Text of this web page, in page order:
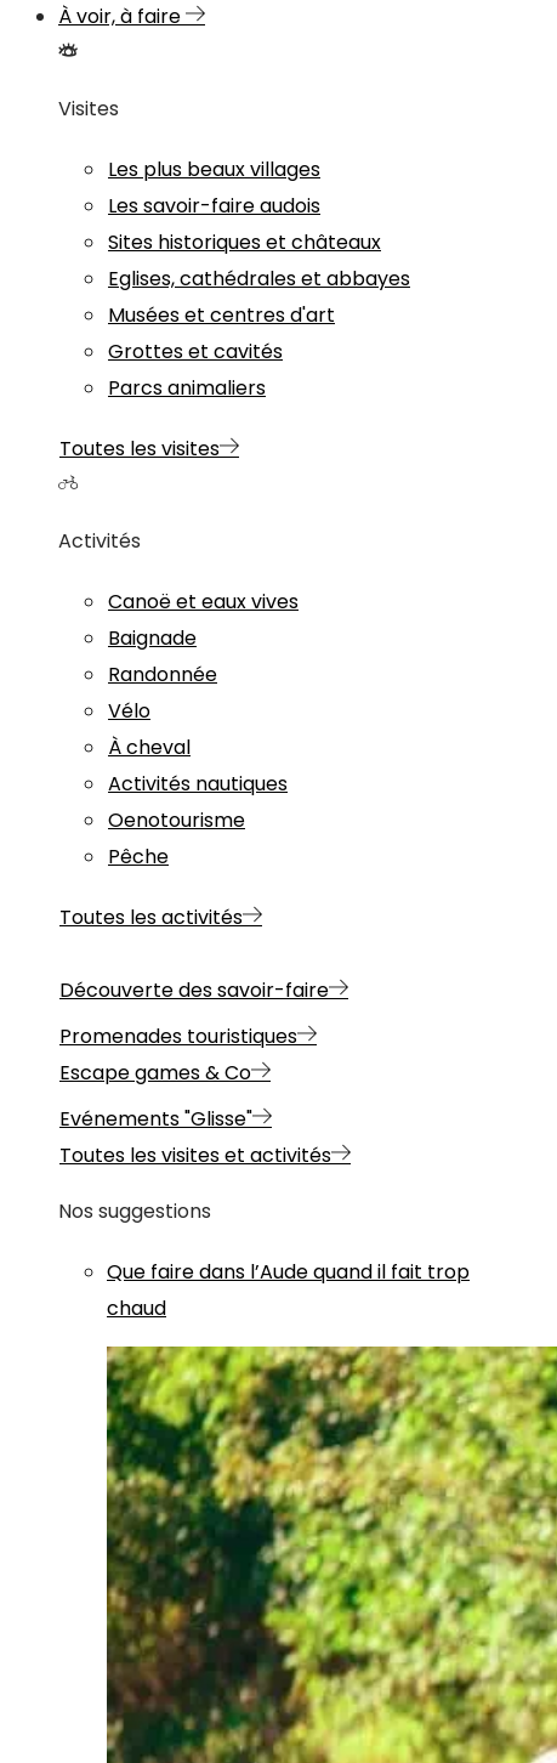
À voir, à faire
Visites
Les plus beaux villages
Les savoir-faire audois
Sites historiques et châteaux
Eglises, cathédrales et abbayes
Musées et centres d'art
Grottes et cavités
Parcs animaliers
Toutes les visites
Activités
Canoë et eaux vives
Baignade
Randonnée
Vélo
À cheval
Activités nautiques
Oenotourisme
Pêche
Toutes les activités
Découverte des savoir-faire
Promenades touristiques
Escape games & Co
Evénements "Glisse"
Toutes les visites et activités
Nos suggestions
Que faire dans l’Aude quand il fait trop
chaud